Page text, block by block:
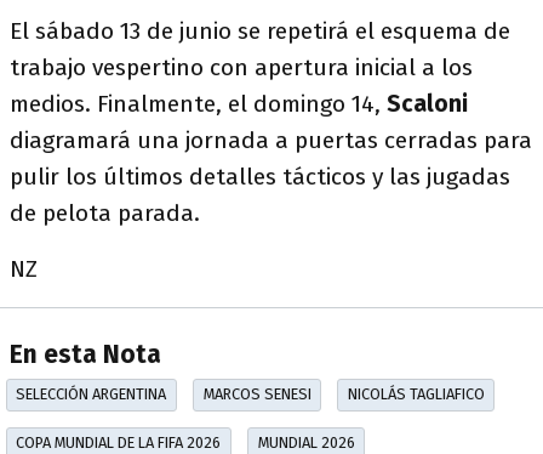
El sábado 13 de junio se repetirá el esquema de
trabajo vespertino con apertura inicial a los
medios. Finalmente, el domingo 14, Scaloni
diagramará una jornada a puertas cerradas para
pulir los últimos detalles tácticos y las jugadas
de pelota parada.
NZ
En esta Nota
SELECCIÓN ARGENTINA MARCOS SENESI NICOLÁS TAGLIAFICO
COPA MUNDIAL DE LA FIFA 2026 MUNDIAL 2026